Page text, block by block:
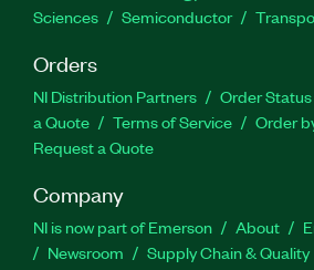
Sciences
Semiconductor
Orders
NI Distribution Partners Order
a Quote
Terms of Service
Order
Request a Quote
Company
NI is now part of Emerson About
Newsroom
Supply Chain & Quality